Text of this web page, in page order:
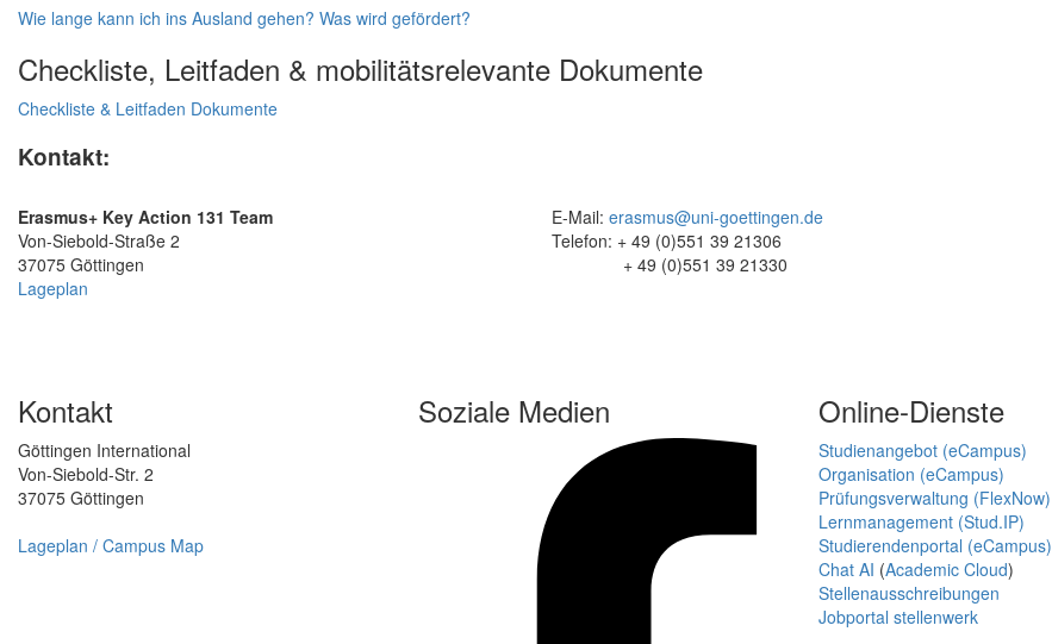
Wie lange kann ich ins Ausland gehen? Was wird gefördert?
Checkliste, Leitfaden & mobilitätsrelevante Dokumente
Checkliste & Leitfaden Dokumente
Kontakt:
Erasmus+ Key Action 131 Team
Von-Siebold-Straße 2
37075 Göttingen
Lageplan
E-Mail: erasmus@uni-goettingen.de
Telefon: + 49 (0)551 39 21306
+ 49 (0)551 39 21330
Kontakt
Göttingen International
Von-Siebold-Str. 2
37075 Göttingen
Lageplan / Campus Map
Soziale Medien Online-Dienste
Studienangebot (eCampus)
Organisation (eCampus)
Prüfungsverwaltung (FlexNow)
Lernmanagement (Stud.IP)
Studierendenportal (eCampus)
Chat AI (Academic Cloud)
Stellenausschreibungen
Jobportal stellenwerk